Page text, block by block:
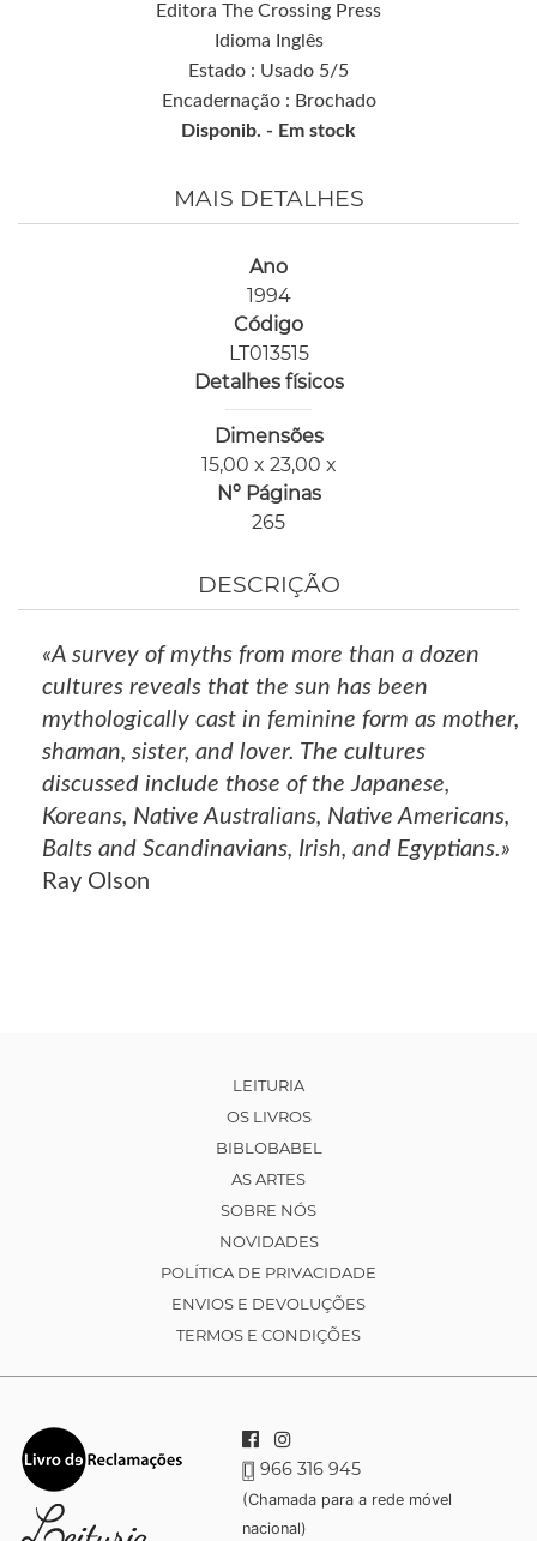
Editora The Crossing Press
Idioma Inglês
Estado : Usado 5/5
Encadernação : Brochado
Disponib. - Em stock
MAIS DETALHES
Ano
1994
Código
LT013515
Detalhes físicos
Dimensões
15,00 x 23,00 x
Nº Páginas
265
DESCRIÇÃO
«A survey of myths from more than a dozen
cultures reveals that the sun has been
mythologically cast in feminine form as mother,
shaman, sister, and lover. The cultures
discussed include those of the Japanese,
Koreans, Native Australians, Native Americans,
Balts and Scandinavians, Irish, and Egyptians.»
Ray Olson
LEITURIA
OS LIVROS
BIBLOBABEL
AS ARTES
SOBRE NÓS
NOVIDADES
POLÍTICA DE PRIVACIDADE
ENVIOS E DEVOLUÇÕES
TERMOS E CONDIÇÕES
966 316 945
(Chamada para a rede móvel
nacional)